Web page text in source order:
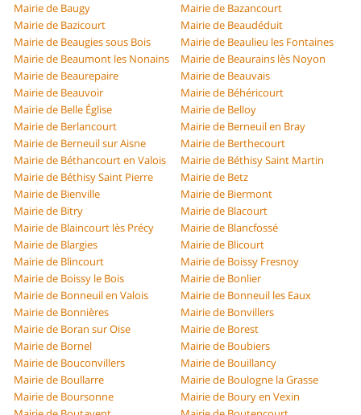
Mairie de Baugy
Mairie de Bazancourt
Mairie de Bazicourt
Mairie de Beaudéduit
Mairie de Beaugies sous Bois
Mairie de Beaulieu les Fontaines
Mairie de Beaumont les Nonains
Mairie de Beaurains lès Noyon
Mairie de Beaurepaire
Mairie de Beauvais
Mairie de Beauvoir
Mairie de Béhéricourt
Mairie de Belle Église
Mairie de Belloy
Mairie de Berlancourt
Mairie de Berneuil en Bray
Mairie de Berneuil sur Aisne
Mairie de Berthecourt
Mairie de Béthancourt en Valois
Mairie de Béthisy Saint Martin
Mairie de Béthisy Saint Pierre
Mairie de Betz
Mairie de Bienville
Mairie de Biermont
Mairie de Bitry
Mairie de Blacourt
Mairie de Blaincourt lès Précy
Mairie de Blancfossé
Mairie de Blargies
Mairie de Blicourt
Mairie de Blincourt
Mairie de Boissy Fresnoy
Mairie de Boissy le Bois
Mairie de Bonlier
Mairie de Bonneuil en Valois
Mairie de Bonneuil les Eaux
Mairie de Bonnières
Mairie de Bonvillers
Mairie de Boran sur Oise
Mairie de Borest
Mairie de Bornel
Mairie de Boubiers
Mairie de Bouconvillers
Mairie de Bouillancy
Mairie de Boullarre
Mairie de Boulogne la Grasse
Mairie de Boursonne
Mairie de Boury en Vexin